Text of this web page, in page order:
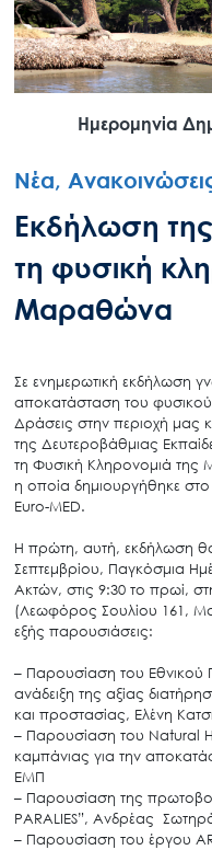
Ημερομηνία
Νέα,
Εκδήλωση
τη φυσική
Μαραθώνα
Σε ενημερωτική εκδήλωση
αποκατάσταση του
Δράσεις στην περιοχή μας
της Δευτεροβάθμιας
τη Φυσική Κληρονομιά της
η οποία δημιουργήθηκε
Euro-MED.
Η πρώτη, αυτή, εκδήλωση
Σεπτεμβρίου, Παγκόσμια
Ακτών, στις 9:30 το πρωί,
(Λεωφόρος Σουλίου 161,
εξής παρουσιάσεις:
– Παρουσίαση του Εθνικού
ανάδειξη της αξίας
και προστασίας, Ελένη
– Παρουσίαση του Natural
καμπάνιας για την
ΕΜΠ
– Παρουσίαση της
PARALIES”, Ανδρέας
– Παρουσίαση του έργου